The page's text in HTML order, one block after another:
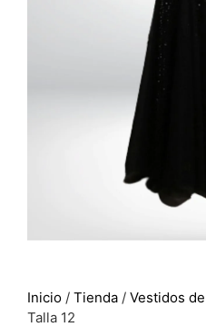
Inicio / Tienda / Vestidos
Talla 12